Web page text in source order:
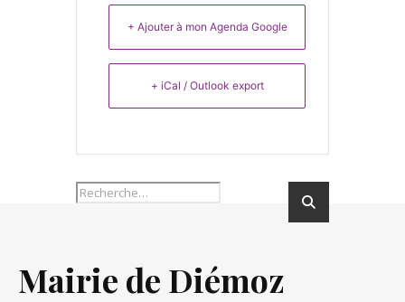
+ Ajouter à mon Agenda Google
+ iCal / Outlook export
Mairie de Diémoz